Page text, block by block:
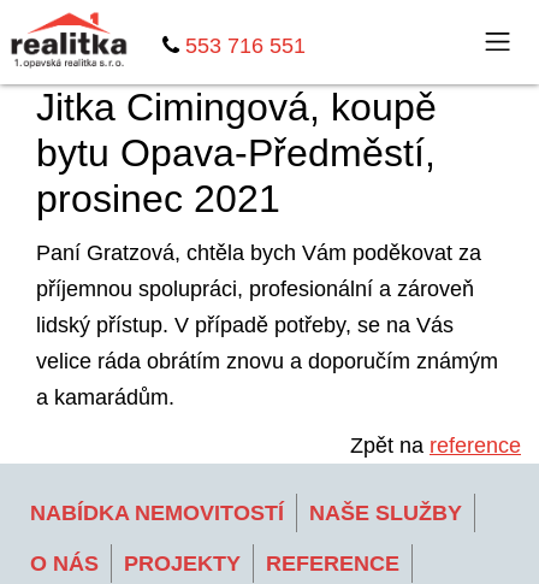
553 716 551
Jitka Cimingová, koupě
bytu Opava-Předměstí,
prosinec 2021
Paní Gratzová, chtěla bych Vám poděkovat za
příjemnou spolupráci, profesionální a zároveň
lidský přístup. V případě potřeby, se na Vás
velice ráda obrátím znovu a doporučím známým
a kamarádům.
Zpět na reference
NABÍDKA NEMOVITOSTÍ NAŠE SLUŽBY
O NÁS PROJEKTY REFERENCE